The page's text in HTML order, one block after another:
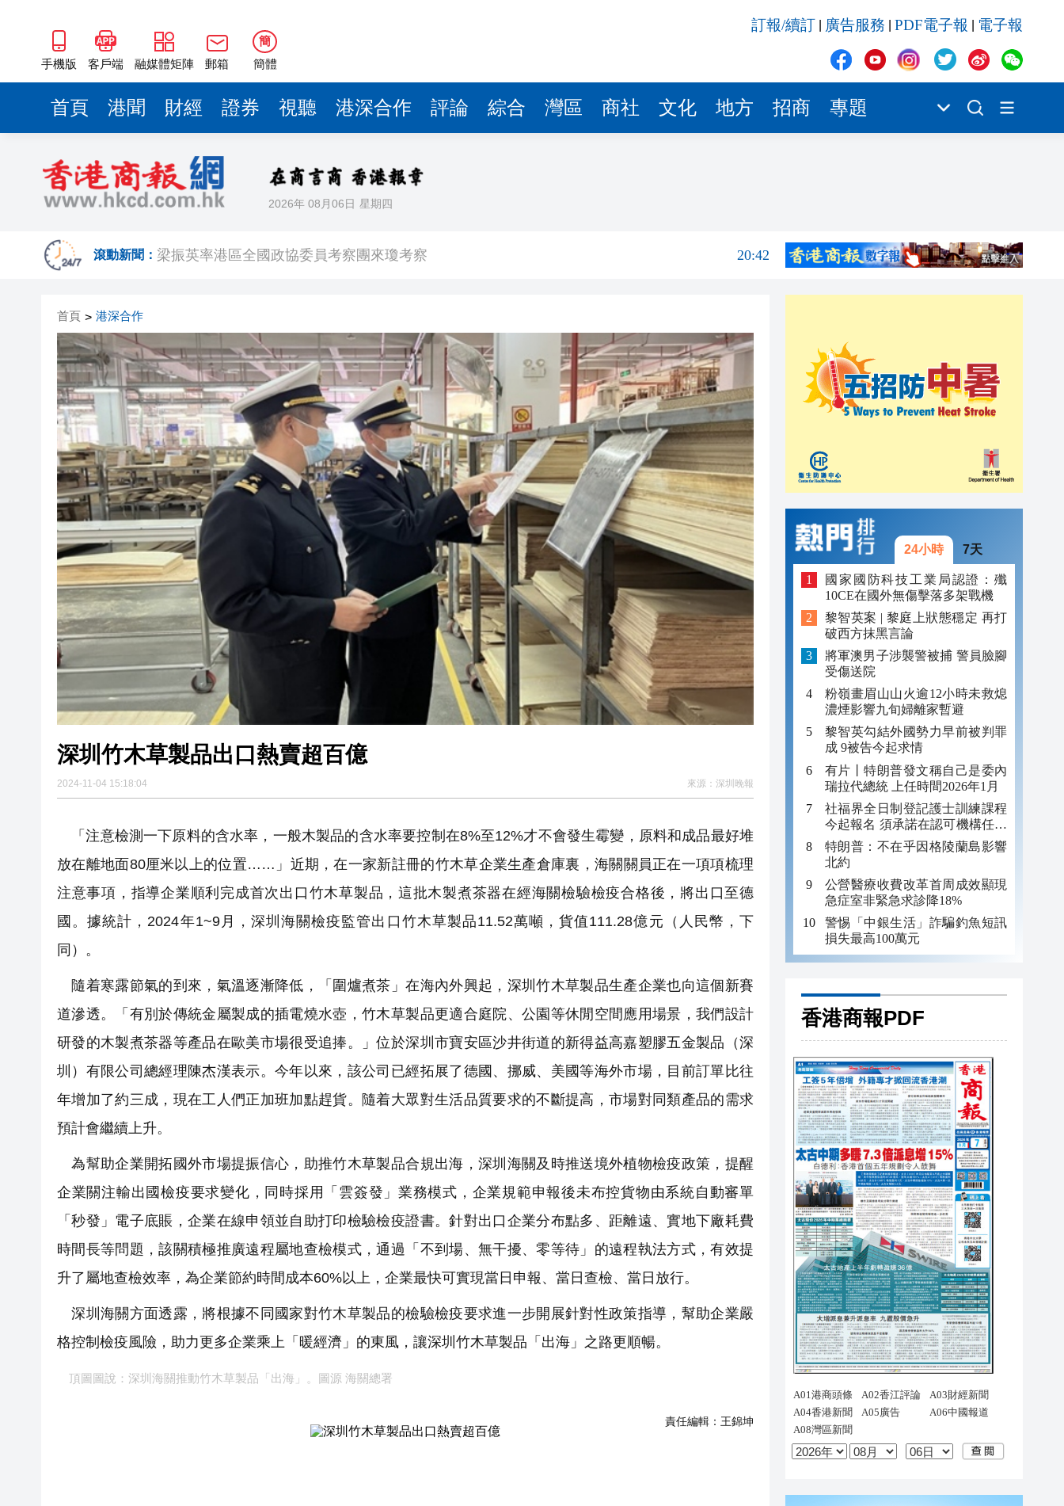
手機版 客戶端 融媒體矩陣 郵箱
簡
簡體
訂報/續訂 廣告服務 PDF電子報 電子報
首頁 港聞 財經 證券 視聽 港深合作 評論 綜合 灣區 商社 文化 地方 招商 專題
2026年 08月06日 星期四
滾動新聞：
山東26戶省屬國企去年合計營收2.58萬億 利潤總額近936億
20:40
瀋陽鐵西校園閱讀活動解鎖閱讀新玩法
閩粵贛三地漢樂藝術家齊聚深圳，共奏客家文化傳承新篇章
20:34
50餘位頂尖專家共話時代命題
海南澄邁文儒煥新升級 五組數據見證文儒沉香從傳統邁向現代
2025年海南儋州以舊換新帶動消費約18億元
20:41
閩粵贛三地漢樂藝術家齊聚深圳，共奏客家文化傳承新篇章
20:34
黎智英案｜吳良好：依法公正處理黎智英求情 罪證如山豈能妄想輕判
21:08
50餘位頂尖專家共話時代命題
海南澄邁文儒煥新升級 五組數據見證文儒沉香從傳統邁向現代
20:42
梁振英率港區全國政協委員考察團來瓊考察
20:42
2025年海南儋州以舊換新帶動消費約18億元
20:41
山東26戶省屬國企去年合計營收2.58萬億 利潤總額近936億
20:40
瀋陽鐵西校園閱讀活動解鎖閱讀新玩法
20:39
閩粵贛三地漢樂藝術家齊聚深圳，共奏客家文化傳承新篇章
首頁 > 港深合作
深圳竹木草製品出口熱賣超百億
2024-11-04 15:18:04 來源： 深圳晚報
「注意檢測一下原料的含水率，一般木製品的含水率要控制在8%至12%才不會發生霉變，原料和成品最好堆
放在離地面80厘米以上的位置……」近期，在一家新註冊的竹木草企業生產倉庫裏，海關關員正在一項項梳理
注意事項，指導企業順利完成首次出口竹木草製品，這批木製煮茶器在經海關檢驗檢疫合格後，將出口至德
國。據統計，2024年1~9月，深圳海關檢疫監管出口竹木草製品11.52萬噸，貨值111.28億元（人民幣，下
同）。
隨着寒露節氣的到來，氣溫逐漸降低，「圍爐煮茶」在海內外興起，深圳竹木草製品生產企業也向這個新賽
道滲透。「有別於傳統金屬製成的插電燒水壺，竹木草製品更適合庭院、公園等休閒空間應用場景，我們設計
研發的木製煮茶器等產品在歐美市場很受追捧。」位於深圳市寶安區沙井街道的新得益高嘉塑膠五金製品（深
圳）有限公司總經理陳杰漢表示。今年以來，該公司已經拓展了德國、挪威、美國等海外市場，目前訂單比往
年增加了約三成，現在工人們正加班加點趕貨。隨着大眾對生活品質要求的不斷提高，市場對同類產品的需求
預計會繼續上升。
為幫助企業開拓國外市場提振信心，助推竹木草製品合規出海，深圳海關及時推送境外植物檢疫政策，提醒
企業關注輸出國檢疫要求變化，同時採用「雲簽發」業務模式，企業規範申報後未布控貨物由系統自動審單
「秒發」電子底賬，企業在線申領並自助打印檢驗檢疫證書。針對出口企業分布點多、距離遠、實地下廠耗費
時間長等問題，該關積極推廣遠程屬地查檢模式，通過「不到場、無干擾、零等待」的遠程執法方式，有效提
升了屬地查檢效率，為企業節約時間成本60%以上，企業最快可實現當日申報、當日查檢、當日放行。
深圳海關方面透露，將根據不同國家對竹木草製品的檢驗檢疫要求進一步開展針對性政策指導，幫助企業嚴
格控制檢疫風險，助力更多企業乘上「暖經濟」的東風，讓深圳竹木草製品「出海」之路更順暢。
頂圖圖說：深圳海關推動竹木草製品「出海」。圖源 海關總署
責任編輯： 王錦坤
24小時 7天
國家國防科技工業局認證：殲
10CE在國外無傷擊落多架戰機
黎智英案 | 黎庭上狀態穩定 再打
破西方抹黑言論
將軍澳男子涉襲警被捕 警員臉腳
受傷送院
粉嶺畫眉山山火逾12小時未救熄
濃煙影響九旬婦離家暫避
黎智英勾結外國勢力早前被判罪
成 9被告今起求情
有片丨特朗普發文稱自己是委內
瑞拉代總統 上任時間2026年1月
社福界全日制登記護士訓練課程
今起報名 須承諾在認可機構任職
至少三年
特朗普：不在乎因格陵蘭島影響
北約
公營醫療收費改革首周成效顯現
急症室非緊急求診降18%
警惕「中銀生活」詐騙釣魚短訊
損失最高100萬元
香港商報PDF